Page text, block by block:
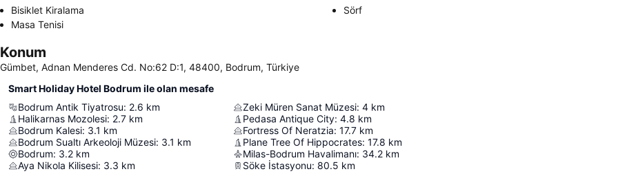
Bisiklet Kiralama
Sörf
Masa Tenisi
Konum
Gümbet, Adnan Menderes Cd. No:62 D:1, 48400, Bodrum, Türkiye
Smart Holiday Hotel Bodrum ile olan mesafe
Bodrum Antik Tiyatrosu: 2.6 km
Halikarnas Mozolesi: 2.7 km
Bodrum Kalesi: 3.1 km
Bodrum Sualtı Arkeoloji Müzesi: 3.1 km
Bodrum: 3.2 km
Aya Nikola Kilisesi: 3.3 km
Zeki Müren Sanat Müzesi: 4 km
Pedasa Antique City: 4.8 km
Fortress Of Neratzia: 17.7 km
Plane Tree Of Hippocrates: 17.8 km
Milas-Bodrum Havalimanı: 34.2 km
Söke İstasyonu: 80.5 km